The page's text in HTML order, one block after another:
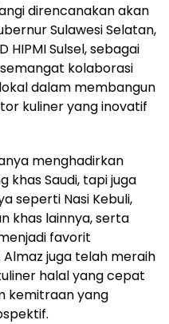
direncanakan akan
Sulawesi Selatan,
HIPMI Sulsel, sebagai
kolaborasi
dalam membangun
kuliner yang inovatif
menghadirkan
khas Saudi, tapi juga
seperti Nasi Kebuli,
khas lainnya, serta
favorit
juga telah meraih
halal yang cepat
kemitraan yang